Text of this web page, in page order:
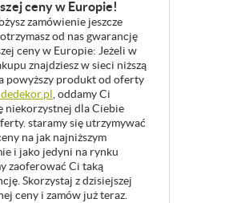
ceny w Europie!
zamówienie jeszcze
od nas gwarancję
ceny w Europie: Jeżeli w
znajdziesz w sieci niższą
powyższy produkt od oferty
, oddamy Ci
niekorzystnej dla Ciebie
staramy się utrzymywać
na jak najniższym
i jako jedyni na rynku
zaoferować Ci taką
Skorzystaj z dzisiejszej
ceny i zamów już teraz.